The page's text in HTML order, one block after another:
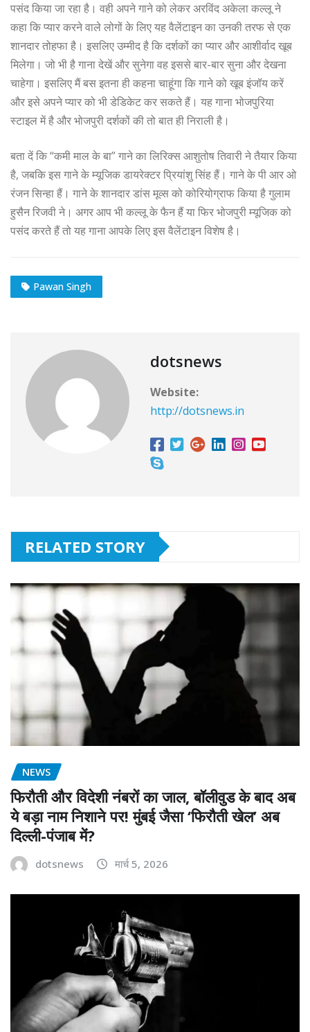
पसंद किया जा रहा है। वही अपने गाने को लेकर अरविंद अकेला कल्लू ने
कहा कि प्यार करने वाले लोगों के लिए यह वैलेंटाइन का उनकी तरफ से एक
शानदार तोहफा है। इसलिए उम्मीद है कि दर्शकों का प्यार और आशीर्वाद खूब
मिलेगा। जो भी है गाना देखें और सुनेगा वह इससे बार-बार सुना और देखना
चाहेगा। इसलिए मैं बस इतना ही कहना चाहूंगा कि गाने को खूब इंजॉय करें
और इसे अपने प्यार को भी डेडिकेट कर सकते हैं। यह गाना भोजपुरिया
स्टाइल में है और भोजपुरी दर्शकों की तो बात ही निराली है।
बता दें कि “कमी माल के बा” गाने का लिरिक्स आशुतोष तिवारी ने तैयार किया
है, जबकि इस गाने के म्यूजिक डायरेक्टर प्रियांशु सिंह हैं। गाने के पी आर ओ
रंजन सिन्हा हैं। गाने के शानदार डांस मूव्स को कोरियोग्राफ किया है गुलाम
हुसैन रिजवी ने। अगर आप भी कल्लू के फैन हैं या फिर भोजपुरी म्यूजिक को
पसंद करते हैं तो यह गाना आपके लिए इस वैलेंटाइन विशेष है।
Pawan Singh
dotsnews
Website:
http://dotsnews.in
RELATED STORY
NEWS
फिरौती और विदेशी नंबरों का जाल, बॉलीवुड के बाद अब
ये बड़ा नाम निशाने पर! मुंबई जैसा ‘फिरौती खेल’ अब
दिल्ली-पंजाब में?
dotsnews मार्च 5, 2026